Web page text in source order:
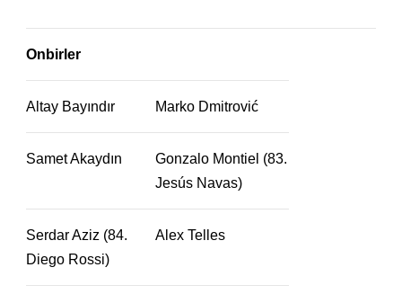
Onbirler
Altay Bayındır Marko Dmitrović
Samet Akaydın
Gonzalo Montiel (83.
Jesús Navas)
Serdar Aziz (84.
Diego Rossi)
Alex Telles